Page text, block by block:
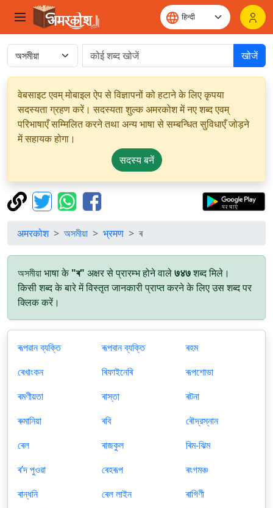
खोजें
वेबसाइट एवम् मोबाइल ऐप से विज्ञापनों को हटाने के लिए कृपया
सदस्यता ग्रहण करें। सदस्यता शुल्क अमरकोश में नए शब्द एवम्
परिभाषाएँ सम्मिलित करने तथा अन्य भाषा से सम्बन्धित सुविधाएँ जोड़ने
में सहायक होगा।
सदस्य बनें
अमरकोश অসমীয়া भ्रमण ৰ
অসমীয়া भाषा के "ৰ" अक्षर से प्रारम्भ होने वाले७४७शब्द मिले।
किसी शब्द के बारे में विस्तृत जानकारी प्राप्त करने के लिए उस शब्द पर
क्लिक करें।
ৰূপৱান ব্যক্তি
ৰেখাংকন
ৰমণীয়তা
ৰুমানিয়া
ৰেল
ৰʼদ পুওৱা
ৰান্ধনি
ৰূপবান ব্যক্তি
ৰিফাইনেৰি
ৰাস্তা
ৰবি
ৰাজকুল
ৰেহৰূপ
ৰেল লাইন
ৰহম
ৰূপশোভা
ৰটনা
ৰৌদ্রস্নান
ৰিম-ঝিম
ৰংগমঞ্চ
ৰাগিণী